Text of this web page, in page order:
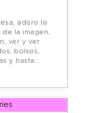
adoro la
de la imagen,
ver y ver
bolsos,
y hasta...